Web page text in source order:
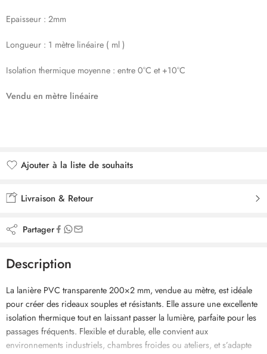
Epaisseur : 2mm
Longueur : 1 mètre linéaire ( ml )
Isolation thermique moyenne : entre 0°C et +10°C
Vendu en mètre linéaire
Ajouter à la liste de souhaits
Livraison & Retour
Partager
Description
La lanière PVC transparente 200×2 mm, vendue au mètre, est idéale
pour créer des rideaux souples et résistants. Elle assure une excellente
isolation thermique tout en laissant passer la lumière, parfaite pour les
passages fréquents. Flexible et durable, elle convient aux
environnements industriels, chambres froides ou ateliers, et s’adapte